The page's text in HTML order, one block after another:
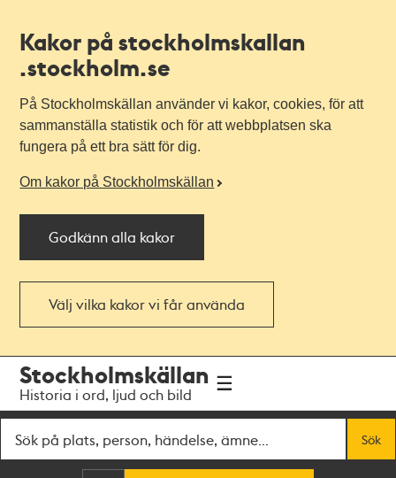
Kakor på stockholmskallan
.stockholm.se
På Stockholmskällan använder vi kakor, cookies, för att
sammanställa statistik och för att webbplatsen ska
fungera på ett bra sätt för dig.
Om kakor på Stockholmskällan
Godkänn alla kakor
Välj vilka kakor vi får använda
navigationen
huvudinnehållet
Stockholmskällan
Historia i ord, ljud och bild
Sök